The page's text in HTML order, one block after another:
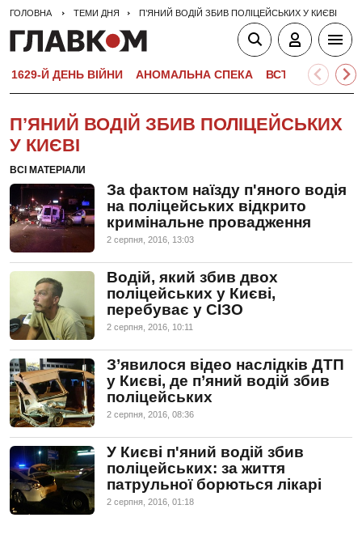
ГОЛОВНА ТЕМИ ДНЯ П’ЯНИЙ ВОДІЙ ЗБИВ ПОЛІЦЕЙСЬКИХ У КИЄВІ
1629-Й ДЕНЬ ВІЙНИ АНОМАЛЬНА СПЕКА ВСТУПНА
П’ЯНИЙ ВОДІЙ ЗБИВ ПОЛІЦЕЙСЬКИХ
У КИЄВІ
ВСІ МАТЕРІАЛИ
За фактом наїзду п'яного водія
на поліцейських відкрито
кримінальне провадження
2 серпня, 2016, 13:03
Водій, який збив двох
поліцейських у Києві,
перебуває у СІЗО
2 серпня, 2016, 10:11
З’явилося відео наслідків ДТП
у Києві, де п’яний водій збив
поліцейських
2 серпня, 2016, 08:36
У Києві п'яний водій збив
поліцейських: за життя
патрульної борються лікарі
2 серпня, 2016, 01:18